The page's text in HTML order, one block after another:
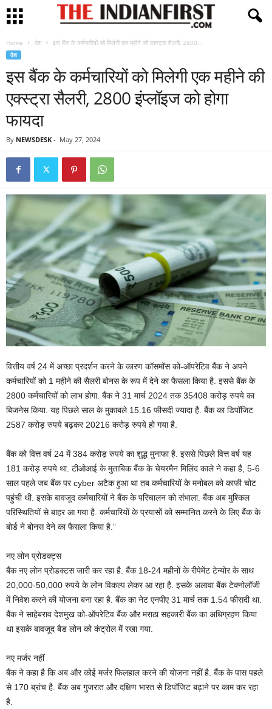
Home देश इस बैंक के कर्मचारियों को मिलेगी एक महीने की एक्स्ट्रा सैलरी, 2800...
देश
इस बैंक के कर्मचारियों को मिलेगी एक महीने की
एक्स्ट्रा सैलरी, 2800 इंप्लॉइज को होगा
फायदा
By NEWSDESK - May 27, 2024
वित्तीय वर्ष 24 में अच्छा प्रदर्शन करने के कारण कॉसमॉस को-ऑपरेटिव बैंक ने अपने
कर्मचारियों को 1 महीने की सैलरी बोनस के रूप में देने का फैसला किया है. इससे बैंक के
2800 कर्मचारियों को लाभ होगा. बैंक ने 31 मार्च 2024 तक 35408 करोड़ रुपये का
बिजनेस किया. यह पिछले साल के मुकाबले 15.16 फीसदी ज्यादा है. बैंक का डिपॉजिट
2587 करोड़ रुपये बढ़कर 20216 करोड़ रुपये हो गया है.
बैंक को वित्त वर्ष 24 में 384 करोड़ रुपये का शुद्ध मुनाफा है. इससे पिछले वित्त वर्ष यह
181 करोड़ रुपये था. टीओआई के मुताबिक बैंक के चेयरमैन मिलिंद काले ने कहा है, 5-6
साल पहले जब बैंक पर cyber अटैक हुआ था तब कर्मचारियों के मनोबल को काफी चोट
पहुंची थी. इसके बावजूद कर्मचारियों ने बैंक के परिचालन को संभाला. बैंक अब मुश्किल
परिस्थितियों से बाहर आ गया है. कर्मचारियों के प्रयासों को सम्मानित करने के लिए बैंक के
बोर्ड ने बोनस देने का फैसला किया है.”
नए लोन प्रोडक्ट्स
बैंक नए लोन प्रोडक्टस जारी कर रहा है. बैंक 18-24 महीनों के रीपेमेंट टेन्योर के साथ
20,000-50,000 रुपये के लोन विकल्प लेकर आ रहा है. इसके अलावा बैंक टेक्नोलॉजी
में निवेश करने की योजना बना रहा है. बैंक का नेट एनपीए 31 मार्च तक 1.54 फीसदी था.
बैंक ने साहेबराव देशमुख को-ऑपरेटिव बैंक और मराठा सहकारी बैंक का अधिग्रहण किया
था इसके बावजूद बैड लोन को कंट्रोल में रखा गया.
नए मर्जर नहीं
बैंक ने कहा है कि अब और कोई मर्जर फिलहाल करने की योजना नहीं है. बैंक के पास पहले
से 170 ब्रांच है. बैंक अब गुजरात और दक्षिण भारत से डिपॉजिट बढ़ाने पर काम कर रहा
है.